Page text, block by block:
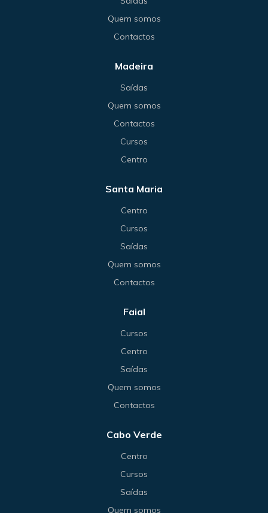
Quem somos
Contactos
Madeira
Saídas
Quem somos
Contactos
Cursos
Centro
Santa Maria
Centro
Cursos
Saídas
Quem somos
Contactos
Faial
Cursos
Centro
Saídas
Quem somos
Contactos
Cabo Verde
Centro
Cursos
Saídas
Quem somos